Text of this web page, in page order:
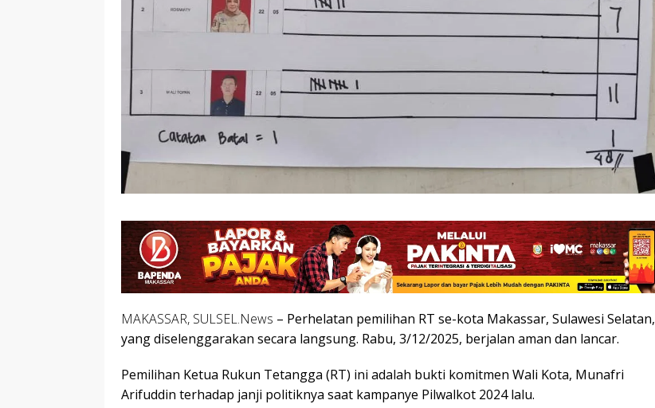
MAKASSAR, SULSEL.News – Perhelatan pemilihan RT se-kota Makassar, Sulawesi Selatan,
yang diselenggarakan secara langsung. Rabu, 3/12/2025, berjalan aman dan lancar.
Pemilihan Ketua Rukun Tetangga (RT) ini adalah bukti komitmen Wali Kota, Munafri
Arifuddin terhadap janji politiknya saat kampanye Pilwalkot 2024 lalu.